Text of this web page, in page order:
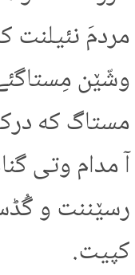
مردمَ نئیلنت
وشّێن مِستاگئے
مستاگ که
آ مدام وتی
رسێننت و
کپیت.